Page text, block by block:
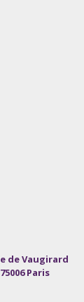
de Vaugirard
75006 Paris